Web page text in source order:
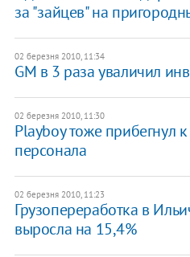
за "зайцев" на
02 березня 2010, 11:34
GM в 3 раза уваличил
02 березня 2010, 11:30
Playboy тоже прибегнул
персонала
02 березня 2010, 11:23
Грузопереработка в
выросла на 15,4%